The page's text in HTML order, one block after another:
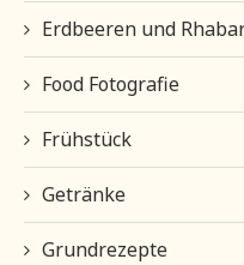
Erdbeeren und
Food Fotografie
Frühstück
Getränke
Grundrezepte